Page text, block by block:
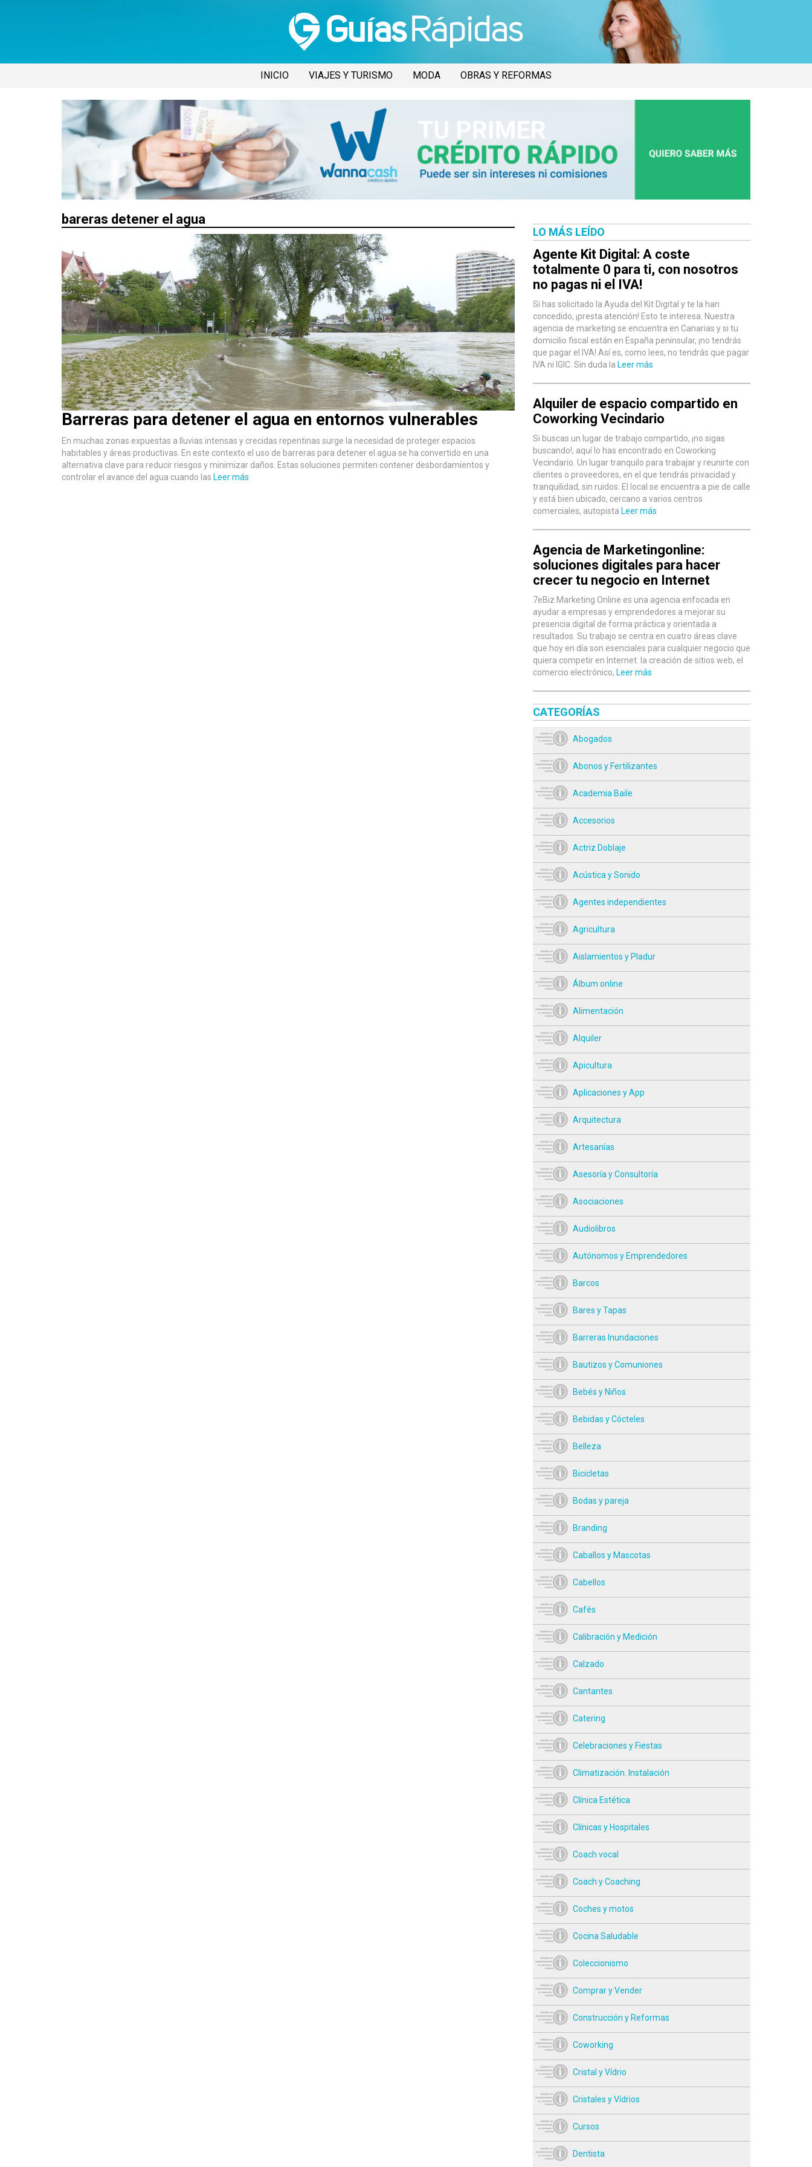
INICIO VIAJES Y TURISMO MODA OBRAS Y REFORMAS
bareras detener el agua
Barreras para detener el agua en entornos vulnerables
En muchas zonas expuestas a lluvias intensas y crecidas repentinas surge la necesidad de proteger espacios
habitables y áreas productivas. En este contexto el uso de barreras para detener el agua se ha convertido en una
alternativa clave para reducir riesgos y minimizar daños. Estas soluciones permiten contener desbordamientos y
controlar el avance del agua cuando las Leer más
LO MÁS LEÍDO
Agente Kit Digital: A coste
totalmente 0 para ti, con nosotros
no pagas ni el IVA!
Si has solicitado la Ayuda del Kit Digital y te la han
concedido, ¡presta atención! Esto te interesa. Nuestra
agencia de marketing se encuentra en Canarias y si tu
domicilio fiscal están en España peninsular, ¡no tendrás
que pagar el IVA! Así es, como lees, no tendrás que pagar
IVA ni IGIC. Sin duda la Leer más
Alquiler de espacio compartido en
Coworking Vecindario
Si buscas un lugar de trabajo compartido, ¡no sigas
buscando!, aquí lo has encontrado en Coworking
Vecindario. Un lugar tranquilo para trabajar y reunirte con
clientes o proveedores, en el que tendrás privacidad y
tranquilidad, sin ruidos. El local se encuentra a pie de calle
y está bien ubicado, cercano a varios centros
comerciales, autopista Leer más
Agencia de Marketingonline:
soluciones digitales para hacer
crecer tu negocio en Internet
7eBiz Marketing Online es una agencia enfocada en
ayudar a empresas y emprendedores a mejorar su
presencia digital de forma práctica y orientada a
resultados. Su trabajo se centra en cuatro áreas clave
que hoy en día son esenciales para cualquier negocio que
quiera competir en Internet: la creación de sitios web, el
comercio electrónico, Leer más
CATEGORÍAS
Abogados
Abonos y Fertilizantes
Academia Baile
Accesorios
Actriz Doblaje
Acústica y Sonido
Agentes independientes
Agricultura
Aislamientos y Pladur
Álbum online
Alimentación
Alquiler
Apicultura
Aplicaciones y App
Arquitectura
Artesanías
Asesoría y Consultoría
Asociaciones
Audiolibros
Autónomos y Emprendedores
Barcos
Bares y Tapas
Barreras Inundaciones
Bautizos y Comuniones
Bebés y Niños
Bebidas y Cócteles
Belleza
Bicicletas
Bodas y pareja
Branding
Caballos y Mascotas
Cabellos
Cafés
Calibración y Medición
Calzado
Cantantes
Catering
Celebraciones y Fiestas
Climatización. Instalación
Clínica Estética
Clínicas y Hospitales
Coach vocal
Coach y Coaching
Coches y motos
Cocina Saludable
Coleccionismo
Comprar y Vender
Construcción y Reformas
Coworking
Cristal y Vídrio
Cristales y Vídrios
Cursos
Dentista